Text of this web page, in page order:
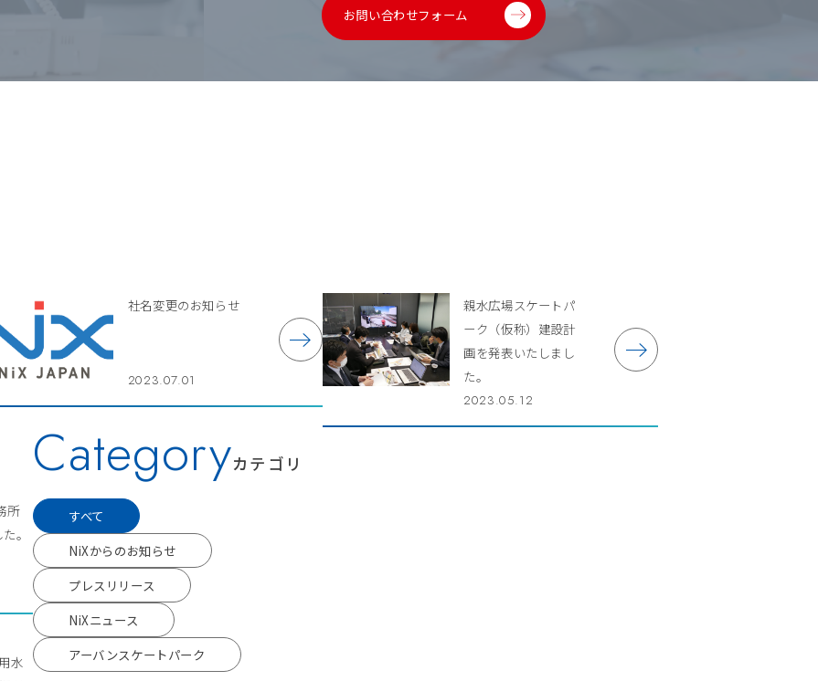
お問い合わせフォーム
社名変更のお知らせ
2023.07.01
親水広場スケートパ
ーク（仮称）建設計
画を発表いたしまし
た。
2023.05.12
所
。
水
Categoryカテゴリ
すべて
NiXからのお知らせ
プレスリリース
NiXニュース
アーバンスケートパーク